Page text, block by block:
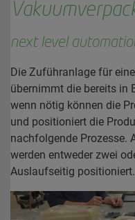
next level
Die Zuführanlage für
übernimmt die bereits in
wenn nötig können die
und positioniert die
nachfolgende Prozesse.
werden entweder zwei
Auslaufseitig positioniert.